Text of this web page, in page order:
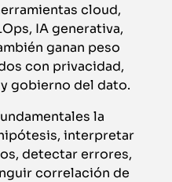
cloud,
IA generativa,
ganan peso
con privacidad,
gobierno del dato.
la
interpretar
detectar errores,
correlación de